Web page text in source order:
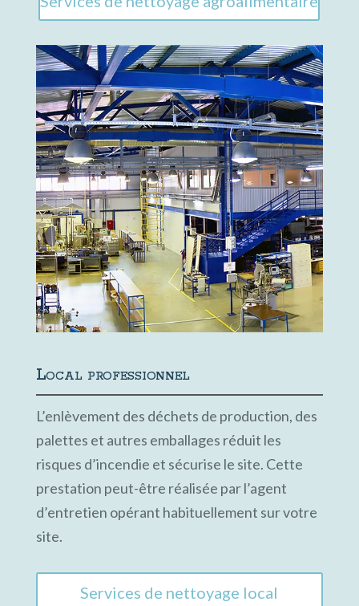
Local professionnel
L’enlèvement des déchets de production, des
palettes et autres emballages réduit les
risques d’incendie et sécurise le site. Cette
prestation peut-être réalisée par l’agent
d’entretien opérant habituellement sur votre
site.
Services de nettoyage local